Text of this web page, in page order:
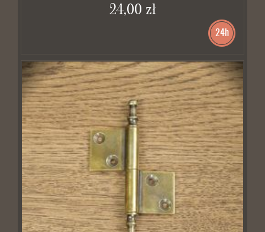
24,00 zł
24h